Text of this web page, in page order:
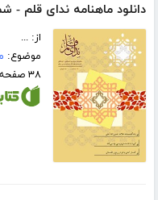
دانلود ماهنامه ندای قلم -
از: ...
موضوع:
۳۸ صفحه